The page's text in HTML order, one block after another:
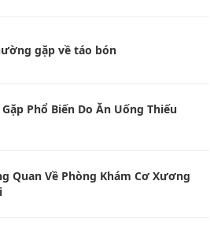
gặp về táo bón
Phổ Biến Do Ăn Uống Thiếu
Quan Về Phòng Khám Cơ Xương